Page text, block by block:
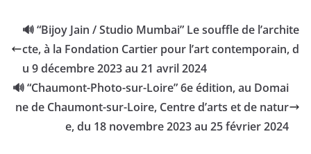
🔊 “Bijoy Jain / Studio Mumbai” Le souffle de l’archite
cte, à la Fondation Cartier pour l’art contemporain, d
u 9 décembre 2023 au 21 avril 2024
🔊 “Chaumont-Photo-sur-Loire” 6e édition, au Domai
ne de Chaumont-sur-Loire, Centre d’arts et de natur
e, du 18 novembre 2023 au 25 février 2024